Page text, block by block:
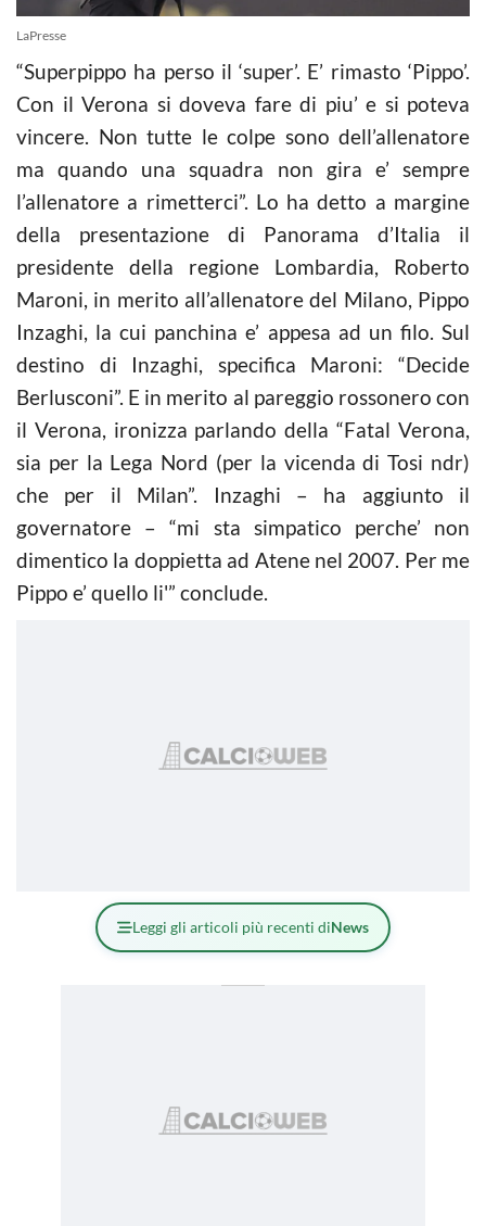
LaPresse
“Superpippo ha perso il ‘super’. E’ rimasto ‘Pippo’.
Con il Verona si doveva fare di piu’ e si poteva
vincere. Non tutte le colpe sono dell’allenatore
ma quando una squadra non gira e’ sempre
l’allenatore a rimetterci”. Lo ha detto a margine
della presentazione di Panorama d’Italia il
presidente della regione Lombardia, Roberto
Maroni, in merito all’allenatore del Milano, Pippo
Inzaghi, la cui panchina e’ appesa ad un filo. Sul
destino di Inzaghi, specifica Maroni: “Decide
Berlusconi”. E in merito al pareggio rossonero con
il Verona, ironizza parlando della “Fatal Verona,
sia per la Lega Nord (per la vicenda di Tosi ndr)
che per il Milan”. Inzaghi – ha aggiunto il
governatore – “mi sta simpatico perche’ non
dimentico la doppietta ad Atene nel 2007. Per me
Pippo e’ quello li'” conclude.
Leggi gli articoli più recenti diNews